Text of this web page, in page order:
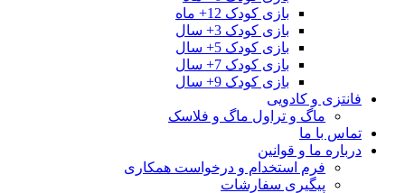
بازی کودک 12+ ماه
بازی کودک 3+ سال
بازی کودک 5+ سال
بازی کودک 7+ سال
بازی کودک 9+ سال
فانتزی و کادویی
ماگ و تراول ماگ و فلاسک
تماس با ما
درباره ما و قوانین
فرم استخدام و درخواست همکاری
پیگیری سفارشات